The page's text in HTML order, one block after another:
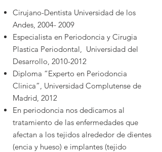
Cirujano-Dentista Universidad de los
Andes, 2004- 2009
Especialista en Periodoncia y Cirugia
Plastica Periodontal, Universidad del
Desarrollo, 2010-2012
Diploma “Experto en Periodoncia
Clinica”, Universidad Complutense de
Madrid, 2012
En periodoncia nos dedicamos al
tratamiento de las enfermedades que
afectan a los tejidos alrededor de dientes
(encia y hueso) e implantes (tejido